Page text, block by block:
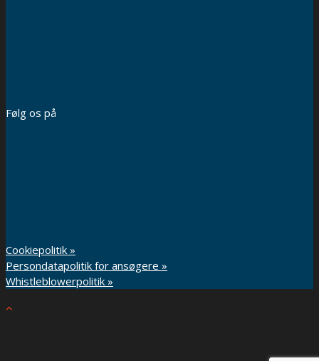
Følg os på
Cookiepolitik »
Persondatapolitik for ansøgere »
Whistleblowerpolitik »